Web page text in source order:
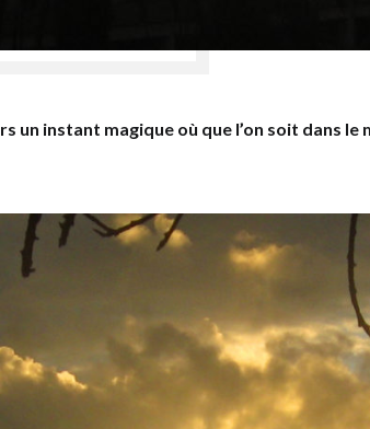
un instant magique où que l’on soit dans le